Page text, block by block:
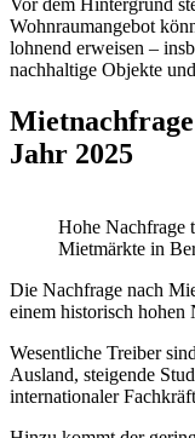
Wohnraumangebot
lohnend erweisen –
nachhaltige Objekte
Jahr 2025
Hohe Nachfrage
Mietmärkte in
Die Nachfrage nach
einem historisch hohen
Wesentliche Treiber
Ausland, steigende
internationaler